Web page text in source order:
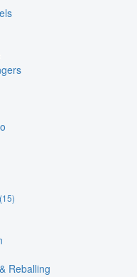
(15)
Reballing